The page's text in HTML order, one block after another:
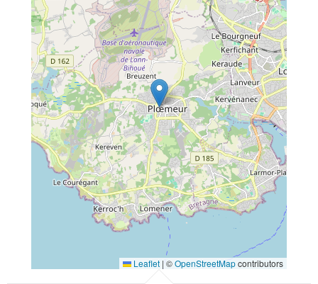
Leaflet | ©OpenStreetMapcontributors